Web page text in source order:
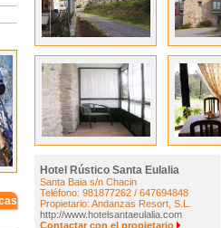
Hotel Rústico Santa Eulalia
Santa Baia s/n Chacin
Teléfono: 981877262 / 647694848
Propietario: Andanzas Resort, S.L.
http://www.hotelsantaeulalia.com
Contactar con el propietario